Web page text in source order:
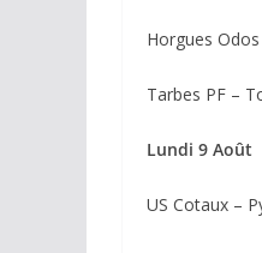
Horgues
Tarbes PF –
Lundi 9 Août
US Cotaux –